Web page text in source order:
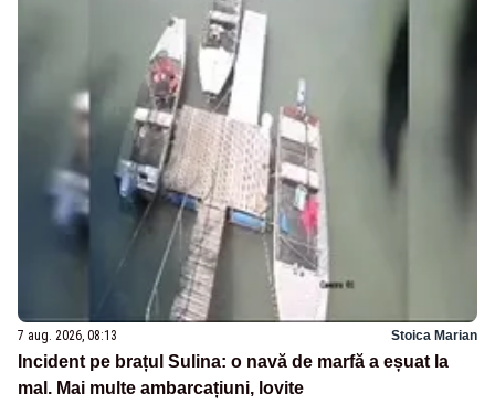
7 aug. 2026, 08:13 Stoica Marian
Incident pe brațul Sulina: o navă de marfă a eșuat la
mal. Mai multe ambarcațiuni, lovite